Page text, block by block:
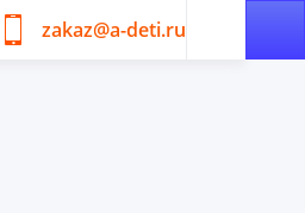
zakaz@a-deti.ru